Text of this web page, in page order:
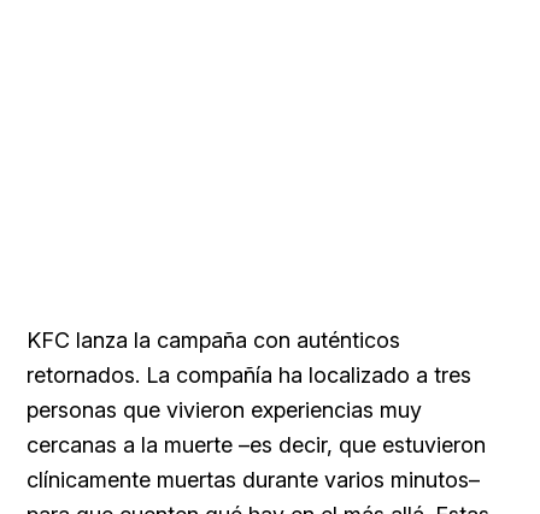
KFC lanza la campaña con auténticos
retornados. La compañía ha localizado a tres
personas que vivieron experiencias muy
cercanas a la muerte –es decir, que estuvieron
clínicamente muertas durante varios minutos–